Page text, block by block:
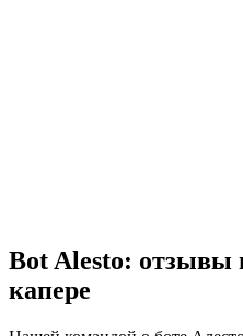
Bot Alesto: отзывы
капере